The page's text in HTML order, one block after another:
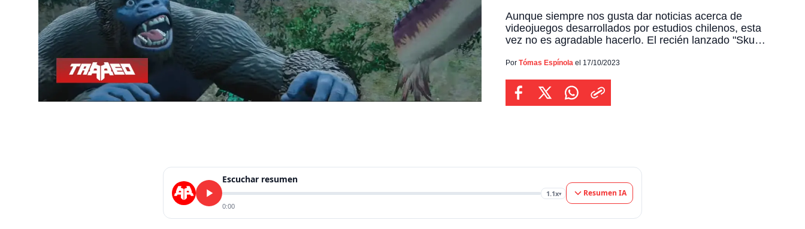
Aunque siempre nos gusta dar noticias acerca de
videojuegos desarrollados por estudios chilenos, esta
vez no es agradable hacerlo. El recién lanzado "Skull
debido a sus gráficos de baja calidad, llevando a
juego, disponible en PC, PS4/5, Switch y […]
Por Tómas Espínola el 17/10/2023
Escuchar resumen
1.1x▾
0:00
Resumen IA